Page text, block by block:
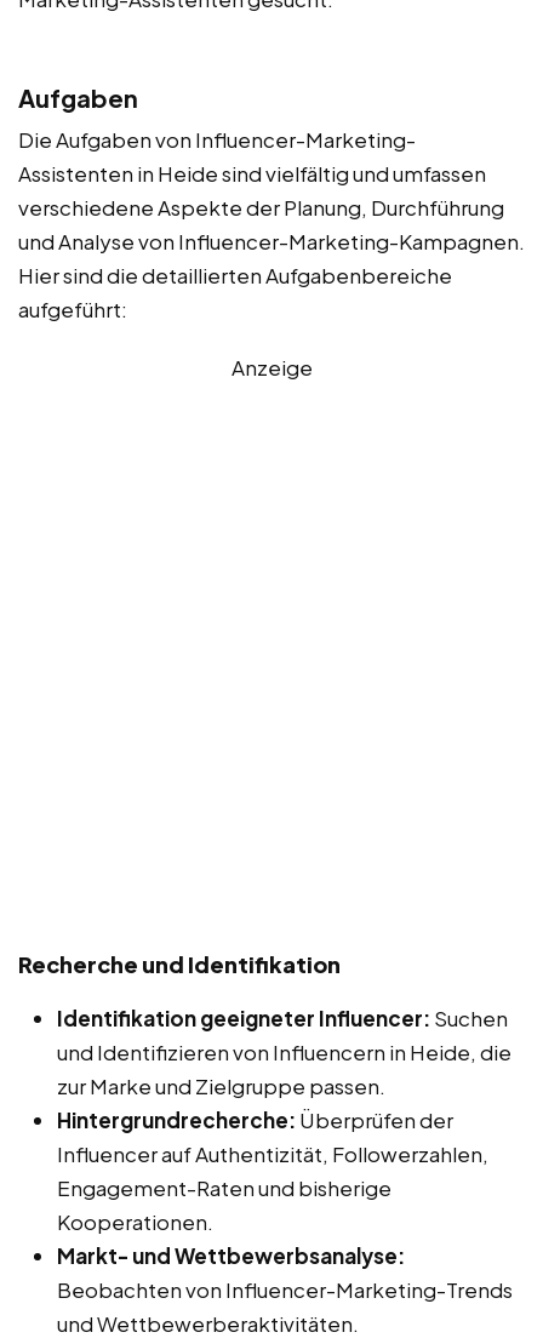
Aufgaben
Die Aufgaben von Influencer-Marketing-
Assistenten in Heide sind vielfältig und umfassen
verschiedene Aspekte der Planung, Durchführung
und Analyse von Influencer-Marketing-Kampagnen.
Hier sind die detaillierten Aufgabenbereiche
aufgeführt:
Anzeige
Recherche und Identifikation
Identifikation geeigneter Influencer: Suchen
und Identifizieren von Influencern in Heide, die
zur Marke und Zielgruppe passen.
Hintergrundrecherche: Überprüfen der
Influencer auf Authentizität, Followerzahlen,
Engagement-Raten und bisherige
Kooperationen.
Markt- und Wettbewerbsanalyse:
Beobachten von Influencer-Marketing-Trends
und Wettbewerberaktivitäten.